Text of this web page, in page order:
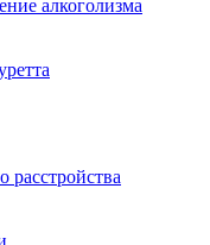
алкоголизма
расстройства